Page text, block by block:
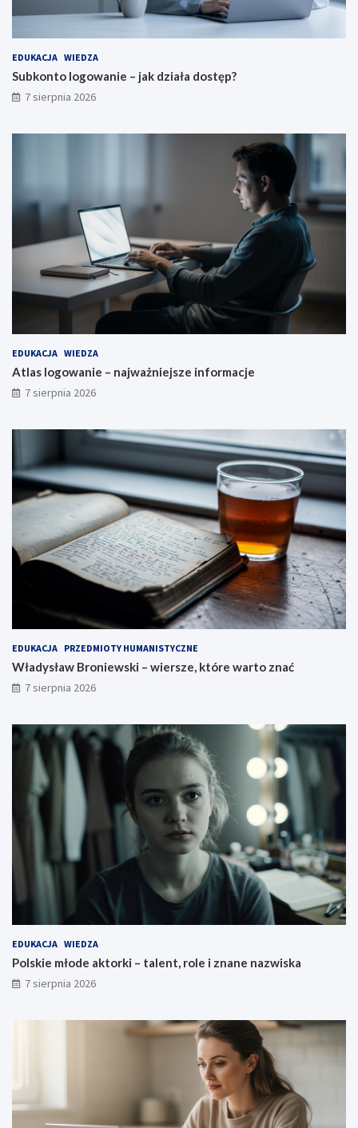
EDUKACJA WIEDZA
Subkonto logowanie – jak działa dostęp?
7 sierpnia 2026
EDUKACJA WIEDZA
Atlas logowanie – najważniejsze informacje
7 sierpnia 2026
EDUKACJA PRZEDMIOTY HUMANISTYCZNE
Władysław Broniewski – wiersze, które warto znać
7 sierpnia 2026
EDUKACJA WIEDZA
Polskie młode aktorki – talent, role i znane nazwiska
7 sierpnia 2026